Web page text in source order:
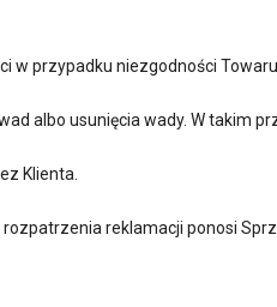
w przypadku niezgodności
albo usunięcia wady. W takim
Klienta.
reklamacji ponosi